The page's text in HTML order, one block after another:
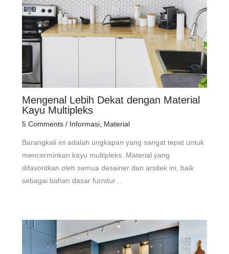
Mengenal Lebih Dekat dengan Material
Kayu Multipleks
5 Comments / Informasi, Material
Barangkali ini adalah ungkapan yang sangat tepat untuk
mencerminkan kayu multipleks. Material yang
difavoritkan oleh semua desainer dan arsitek ini, baik
sebagai bahan dasar furnitur…